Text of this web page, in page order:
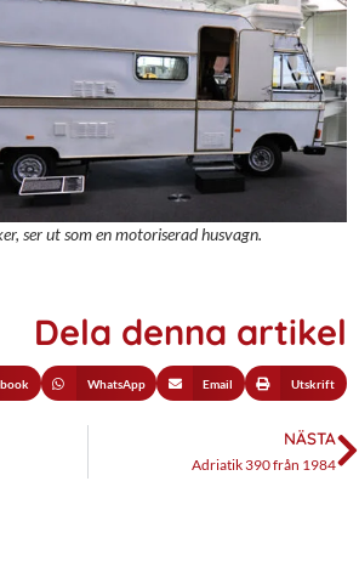
ser ut som en motoriserad husvagn.
Dela denna artikel
WhatsApp Email Utskrift
NÄSTA
Adriatik 390 från 1984